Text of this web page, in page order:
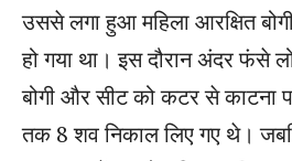
उससे लगा हुआ महिला आरक्षित
हो गया था। इस दौरान अंदर फंसे
बोगी और सीट को कटर से काटना
तक 8 शव निकाल लिए गए थे।